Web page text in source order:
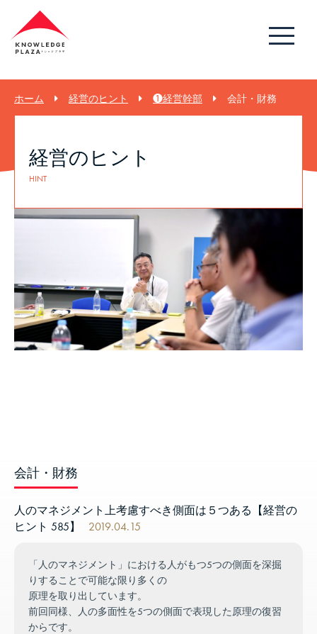
ホーム 経営のヒント ❶経営幹部 会計・財務
経営のヒント
HINT
会計・財務
人のマネジメント上考慮すべき側面は５つある【経営の
ヒント 585】
2019.04.15
「人のマネジメント」における人がもつ5つの側面を深掘
りすることで可能な限り多くの
原理を取り出しています。
前回同様、人の多面性を5つの側面で表現した原理の復習
からです。